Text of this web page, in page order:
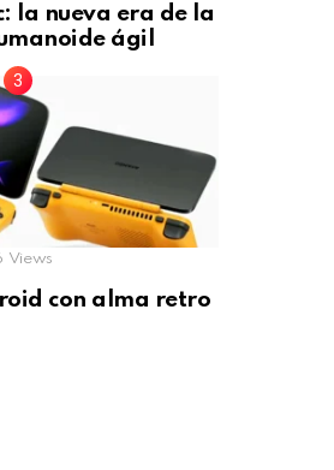
la nueva era de la
ágil
Views
con alma retro